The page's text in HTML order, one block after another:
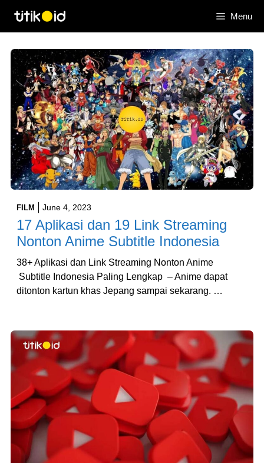
content
Menu
FILM June 4, 2023
17 Aplikasi dan 19 Link Streaming
Nonton Anime Subtitle Indonesia
38+ Aplikasi dan Link Streaming Nonton Anime
Subtitle Indonesia Paling Lengkap – Anime dapat
ditonton kartun khas Jepang sampai sekarang. …